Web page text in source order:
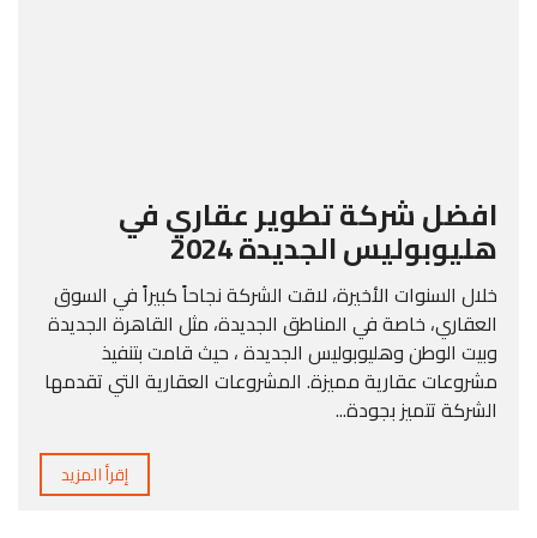
افضل شركة تطوير عقاري في
هليوبوليس الجديدة 2024
خلال السنوات الأخيرة، لاقت الشركة نجاحاً كبيراً في السوق
العقاري، خاصة في المناطق الجديدة، مثل القاهرة الجديدة
وبيت الوطن وهليوبوليس الجديدة ، حيث قامت بتنفيذ
مشروعات عقارية مميزة. المشروعات العقارية التي تقدمها
الشركة تتميز بجودة...
إقرأ المزيد